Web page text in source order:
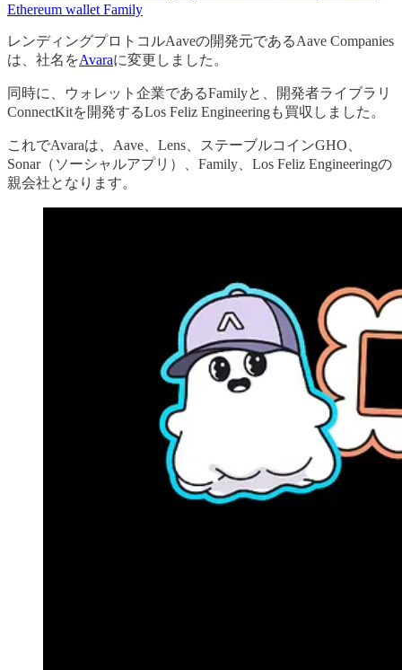
Ethereum wallet Family
レンディングプロトコルAaveの開発元であるAave Companies
は、社名をAvaraに変更しました。
同時に、ウォレット企業であるFamilyと、開発者ライブラリ
ConnectKitを開発するLos Feliz Engineeringも買収しました。
これでAvaraは、Aave、Lens、ステーブルコインGHO、
Sonar（ソーシャルアプリ）、Family、Los Feliz Engineeringの
親会社となります。